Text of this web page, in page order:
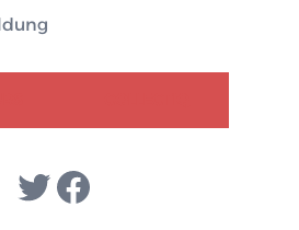
Twitter
Facebook